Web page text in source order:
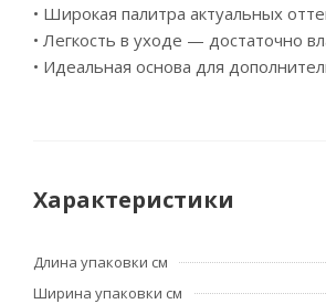
• Широкая палитра актуальных
• Легкость в уходе — достаточно
• Идеальная основа для
Характеристики
Длина упаковки см
Ширина упаковки см